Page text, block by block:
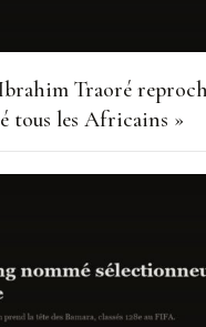
Traoré
tous les Africains »